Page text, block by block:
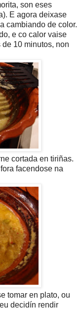
son eses
E agora deixase
cambiando de color.
e co calor vaise
10 minutos, non
cortada en tiriñas.
facendose na
tomar en plato, ou
decidín rendir